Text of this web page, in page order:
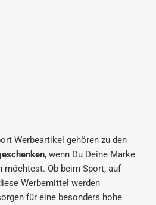
Werbeartikel gehören zu den
, wenn Du Deine Marke
möchtest. Ob beim Sport, auf
Werbemittel werden
für eine besonders hohe